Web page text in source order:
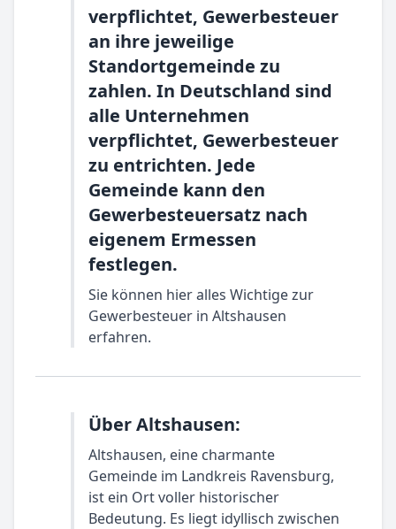
verpflichtet, Gewerbesteuer
an ihre jeweilige
Standortgemeinde zu
zahlen. In Deutschland sind
alle Unternehmen
verpflichtet, Gewerbesteuer
zu entrichten. Jede
Gemeinde kann den
Gewerbesteuersatz nach
eigenem Ermessen
festlegen.
Sie können hier alles Wichtige zur
Gewerbesteuer in Altshausen
erfahren.
Über Altshausen:
Altshausen, eine charmante
Gemeinde im Landkreis Ravensburg,
ist ein Ort voller historischer
Bedeutung. Es liegt idyllisch zwischen